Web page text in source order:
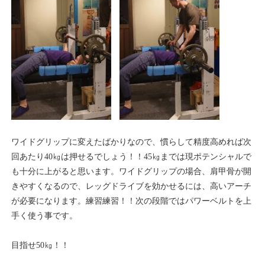
ワイドグリップに変えたばかりなので、慣らして精度高めれば次
回あたり40㎏は押せるでしょう！！45㎏までは現ポテンシャルで
も十分に上がると思います。ワイドグリップの場合、肩甲骨が開
きやすくなるので、レッグドライブを効かせるには、高いアーチ
が必要になります。練習練習！！次の段階ではパワーベルトを上
手く使う事です。
目指せ50㎏！！